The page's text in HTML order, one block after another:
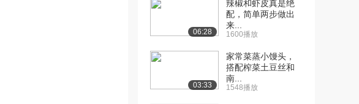
06:28
辣椒和虾皮真是绝
配，简单两步做出
来...
1600播放
03:33
家常菜蒸小馒头，
搭配榨菜土豆丝和
南...
1548播放